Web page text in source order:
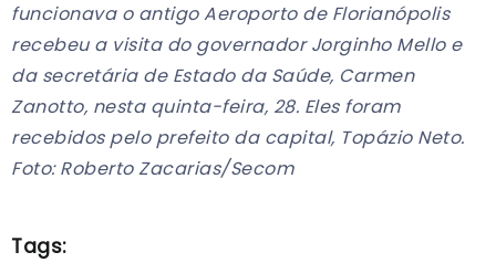
funcionava o antigo Aeroporto de Florianópolis
recebeu a visita do governador Jorginho Mello e
da secretária de Estado da Saúde, Carmen
Zanotto, nesta quinta-feira, 28. Eles foram
recebidos pelo prefeito da capital, Topázio Neto.
Foto: Roberto Zacarias/Secom
Tags: